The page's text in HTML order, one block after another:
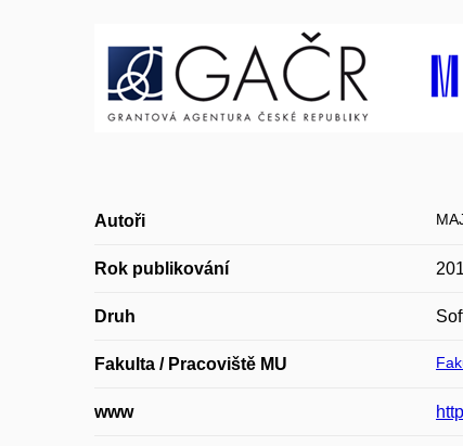
Autoři
Rok publikování
Druh
Fakulta / Pracoviště MU
www